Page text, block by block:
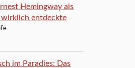
Hemingway als
entdeckte
im Paradies: Das